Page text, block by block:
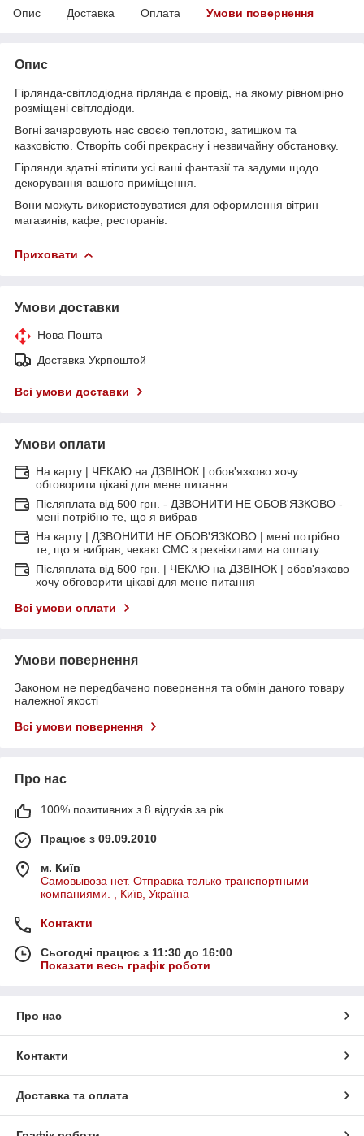
Опис Доставка Оплата Умови повернення
Опис
Гірлянда-світлодіодна гірлянда є провід, на якому рівномірно
розміщені світлодіоди.
Вогні зачаровують нас своєю теплотою, затишком та
казковістю. Створіть собі прекрасну і незвичайну обстановку.
Гірлянди здатні втілити усі ваші фантазії та задуми щодо
декорування вашого приміщення.
Вони можуть використовуватися для оформлення вітрин
магазинів, кафе, ресторанів.
Приховати
Умови доставки
Нова Пошта
Доставка Укрпоштой
Всі умови доставки
Умови оплати
На карту | ЧЕКАЮ на ДЗВІНОК | обов'язково хочу
обговорити цікаві для мене питання
Післяплата від 500 грн. - ДЗВОНИТИ НЕ ОБОВ'ЯЗКОВО -
мені потрібно те, що я вибрав
На карту | ДЗВОНИТИ НЕ ОБОВ'ЯЗКОВО | мені потрібно
те, що я вибрав, чекаю СМС з реквізитами на оплату
Післяплата від 500 грн. | ЧЕКАЮ на ДЗВІНОК | обов'язково
хочу обговорити цікаві для мене питання
Всі умови оплати
Умови повернення
Законом не передбачено повернення та обмін даного товару
належної якості
Всі умови повернення
Про нас
100% позитивних з 8 відгуків за рік
Працює з 09.09.2010
м. Київ
Самовывоза нет. Отправка только транспортными
компаниями. , Київ, Україна
Контакти
Сьогодні працює з 11:30 до 16:00
Показати весь графік роботи
Про нас
Контакти
Доставка та оплата